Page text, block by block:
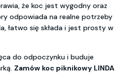
że koc jest wygodny oraz
odpowiada na realne potrzeby
łatwo się składa i jest prosty w
do odpoczynku i buduje
Zamów koc piknikowy LINDA